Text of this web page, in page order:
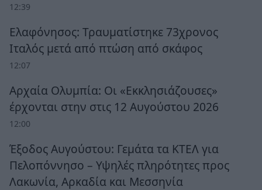
12:39
Ελαφόνησος: Τραυματίστηκε 73χρονος
Ιταλός μετά από πτώση από σκάφος
12:07
Αρχαία Ολυμπία: Οι «Εκκλησιάζουσες»
έρχονται στην στις 12 Αυγούστου 2026
12:00
Έξοδος Αυγούστου: Γεμάτα τα ΚΤΕΛ για
Πελοπόννησο – Υψηλές πληρότητες προς
Λακωνία, Αρκαδία και Μεσσηνία